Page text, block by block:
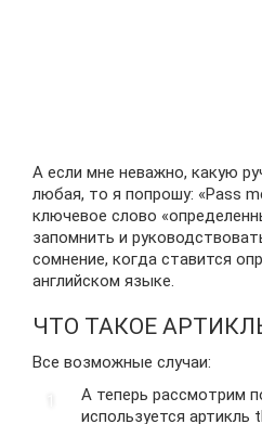
А если мне неважно, какую
любая, то я попрошу: «Pass
ключевое слово
запомнить и
сомнение, когда ставится
английском языке.
ЧТО ТАКОЕ
Все возможные случаи:
А теперь рассмотрим
используется артикль